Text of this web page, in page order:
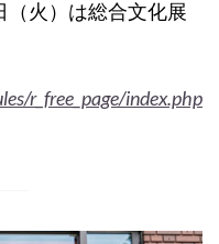
（火）は総合文化展
r_free_page/index.php